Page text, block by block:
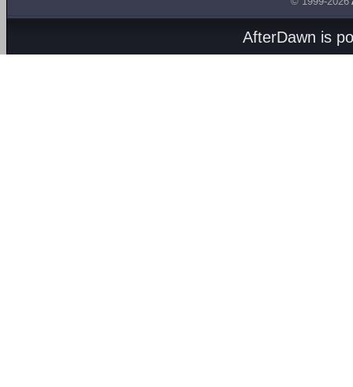
AfterDawn is